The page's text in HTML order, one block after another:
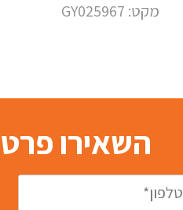
מקט: GY025967
השאירו